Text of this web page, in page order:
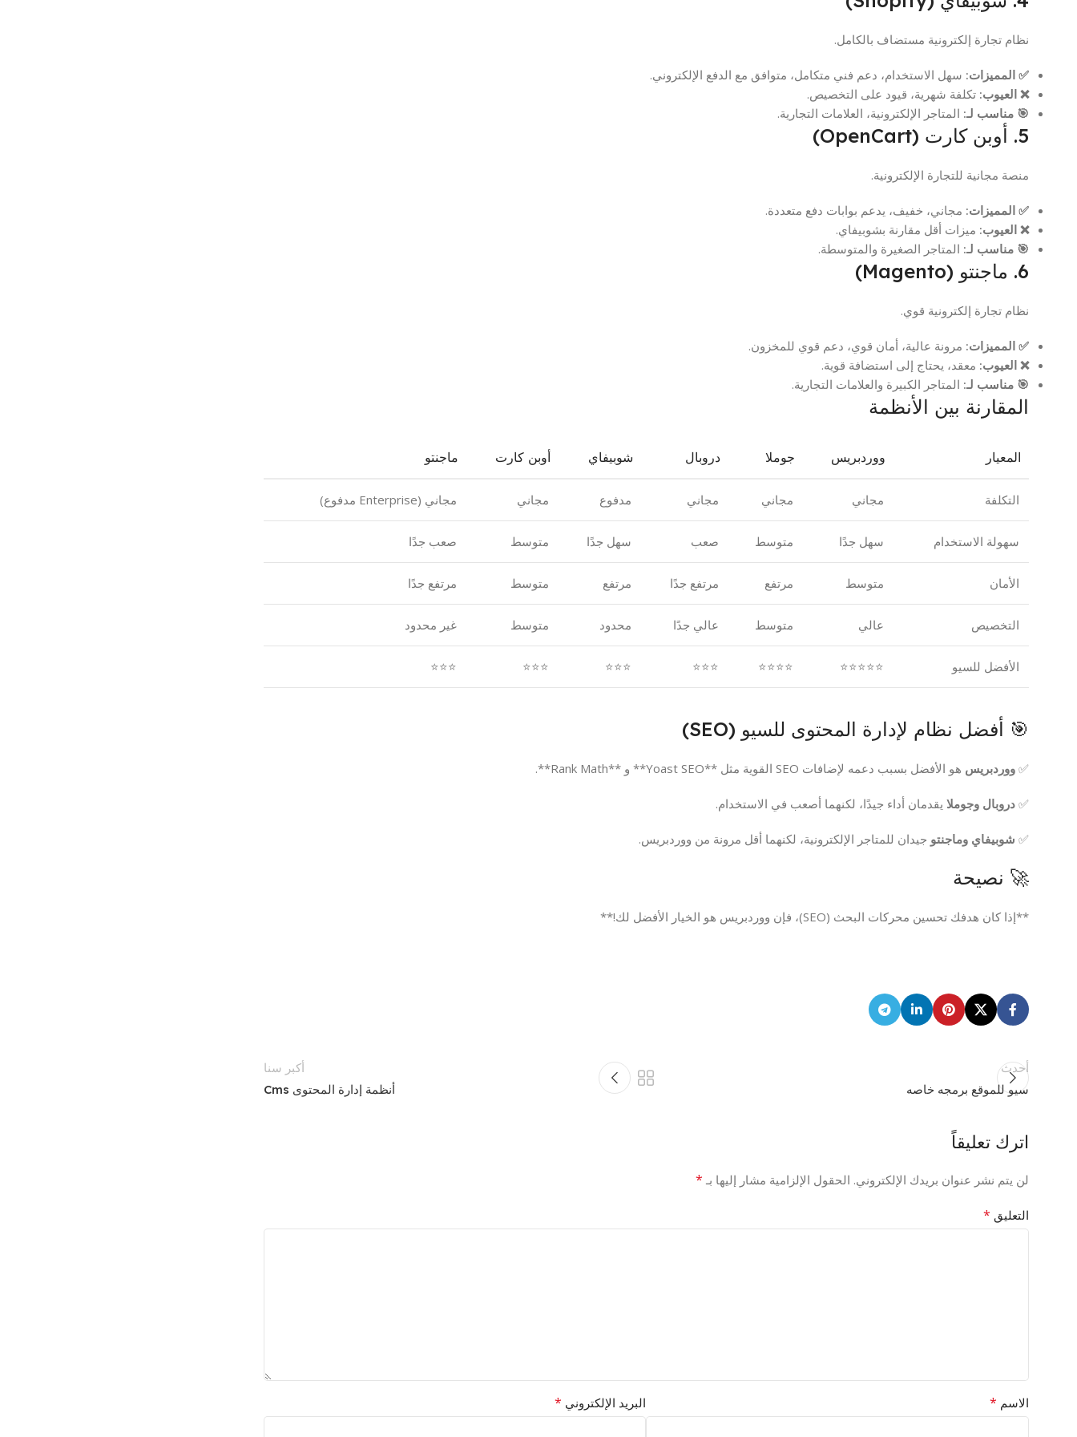
نظام تجارة إلكترونية مستضاف بالكامل.
✅ المميزات: سهل الاستخدام، دعم فني متكامل، متوافق مع الدفع الإلكتروني.
❌ العيوب: تكلفة شهرية، قيود على التخصيص.
🎯 مناسب لـ: المتاجر الإلكترونية، العلامات التجارية.
5. أوبن كارت (OpenCart)
منصة مجانية للتجارة الإلكترونية.
✅ المميزات: مجاني، خفيف، يدعم بوابات دفع متعددة.
❌ العيوب: ميزات أقل مقارنة بشوبيفاي.
🎯 مناسب لـ: المتاجر الصغيرة والمتوسطة.
6. ماجنتو (Magento)
نظام تجارة إلكترونية قوي.
✅ المميزات: مرونة عالية، أمان قوي، دعم قوي للمخزون.
❌ العيوب: معقد، يحتاج إلى استضافة قوية.
🎯 مناسب لـ: المتاجر الكبيرة والعلامات التجارية.
المقارنة بين الأنظمة
المعيار ووردبريس جوملا دروبال شوبيفاي أوبن كارت ماجنتو
التكلفة مجاني مجاني مجاني مدفوع مجاني مجاني (Enterprise مدفوع)
سهولة الاستخدام سهل جدًا متوسط صعب سهل جدًا متوسط صعب جدًا
الأمان متوسط مرتفع مرتفع جدًا مرتفع متوسط مرتفع جدًا
التخصيص عالي متوسط عالي جدًا محدود متوسط غير محدود
الأفضل للسيو ⭐⭐⭐⭐⭐
⭐⭐⭐⭐
⭐⭐⭐
⭐⭐⭐
⭐⭐⭐
⭐⭐⭐
🎯 أفضل نظام لإدارة المحتوى للسيو (SEO)
✅ ووردبريس هو الأفضل بسبب دعمه لإضافات SEO القوية مثل **Yoast SEO** و **Rank Math**.
✅ دروبال وجوملا يقدمان أداء جيدًا، لكنهما أصعب في الاستخدام.
✅ شوبيفاي وماجنتو جيدان للمتاجر الإلكترونية، لكنهما أقل مرونة من ووردبريس.
🚀 نصيحة
**إذا كان هدفك تحسين محركات البحث (SEO)، فإن ووردبريس هو الخيار الأفضل لك!**
أحدث
سيو للموقع برمجه خاصه
أكبر سنا
أنظمة إدارة المحتوى Cms
اترك تعليقاً
لن يتم نشر عنوان بريدك الإلكتروني. الحقول الإلزامية مشار إليها بـ *
التعليق *
الاسم * البريد الإلكتروني *